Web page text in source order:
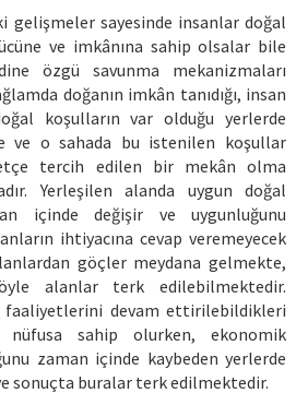
gelişmeler sayesinde insanlar doğal
ve imkânına sahip olsalar bile
özgü savunma mekanizmaları
doğanın imkân tanıdığı, insan
koşulların var olduğu yerlerde
ve o sahada bu istenilen koşullar
tercih edilen bir mekân olma
Yerleşilen alanda uygun doğal
içinde değişir ve uygunluğunu
ihtiyacına cevap veremeyecek
göçler meydana gelmekte,
alanlar terk edilebilmektedir.
faaliyetlerini devam ettirilebildikleri
sahip olurken, ekonomik
zaman içinde kaybeden yerlerde
sonuçta buralar terk edilmektedir.